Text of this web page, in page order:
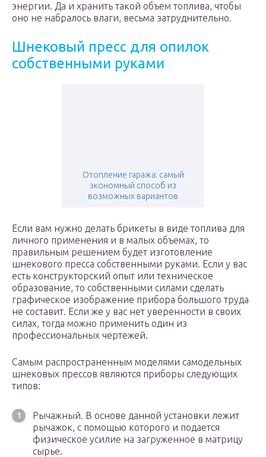
энергии. Да и хранить такой объем топлива, чтобы
оно не набралось влаги, весьма затруднительно.
Шнековый пресс для опилок
собственными руками
Отопление гаража: самый
экономный способ из
возможных вариантов
Если вам нужно делать брикеты в виде топлива для
личного применения и в малых объемах, то
правильным решением будет изготовление
шнекового пресса собственными руками. Если у вас
есть конструкторский опыт или техническое
образование, то собственными силами сделать
графическое изображение прибора большого труда
не составит. Если же у вас нет уверенности в своих
силах, тогда можно применить один из
профессиональных чертежей.
Самым распространенным моделями самодельных
шнековых прессов являются приборы следующих
типов:
Рычажный. В основе данной установки лежит
рычажок, с помощью которого и подается
физическое усилие на загруженное в матрицу
сырье.